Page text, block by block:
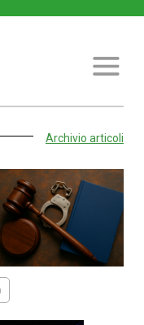
Archivio articoli